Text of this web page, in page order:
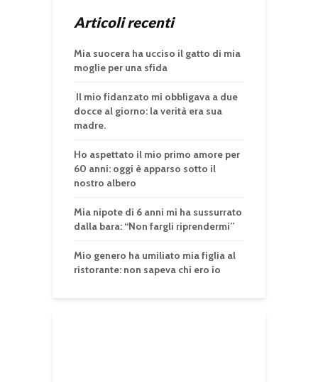
Articoli recenti
Mia suocera ha ucciso il gatto di mia
moglie per una sfida
Il mio fidanzato mi obbligava a due
docce al giorno: la verità era sua
madre.
Ho aspettato il mio primo amore per
60 anni: oggi è apparso sotto il
nostro albero
Mia nipote di 6 anni mi ha sussurrato
dalla bara: “Non fargli riprendermi”
Mio genero ha umiliato mia figlia al
ristorante: non sapeva chi ero io